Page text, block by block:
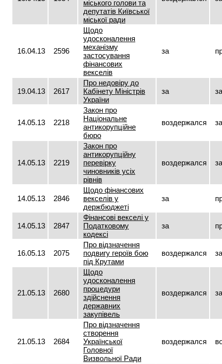
міського голови та
депутатів Київської
міської ради
16.04.13 2596
Щодо
удосконалення
механізму
застосування
фінансових
векселів
за
19.04.13 2617
Про недовіру до
Кабінету Міністрів
України
за за
14.05.13 2218
Закон про
Національне
антикорупційне
бюро
воздержался за
14.05.13 2219
Закон про
антикорупційну
перевірку
чиновників усіх
рівнів
воздержался за
14.05.13 2846
Щодо фінансових
векселів у
держбюджеті
за
14.05.13 2847
Фінансові векселі у
Податковому
кодексі
за
16.05.13 2075
Про відзначення
подвигу героїв бою
під Крутами
воздержался за
21.05.13 2680
Щодо
удосконалення
процедури
здійснення
державних
закупівель
воздержался за
21.05.13 2684
Про відзначення
створення
Української
Головної
Визвольної Ради
воздержался